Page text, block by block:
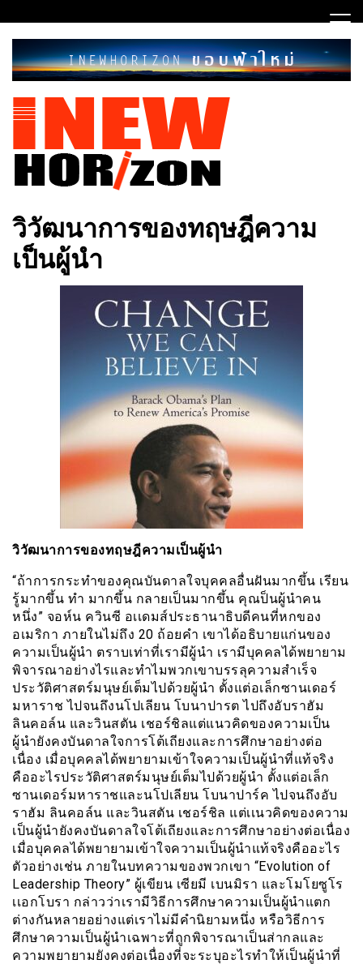
to
content
INEWHORIZON
วิวัฒนาการของทฤษฎีความ
เป็นผู้นำ
วิวัฒนาการของทฤษฎีความเป็นผู้นำ
“ถ้าการกระทำของคุณบันดาลใจบุคคลอื่นฝันมากขึ้น เรียน
รู้มากขึ้น ทำ มากขึ้น กลายเป็นมากขึ้น คุณป็นผู้นำคน
หนึ่ง” จอห์น ควินซี อเเดมส์ประธานาธิบดีคนที่หกของ
อเมริกา ภายในไม่ถึง 20 ถ้อยคำ เขาได้อธิบายแก่นของ
ความเป็นผู้นำ ตราบเท่าที่เรามีผู้นำ เรามีบุคคลได้พยายาม
พิจารณาอย่างไรและทำไมพวกเขาบรรลุความสำเร็จ
ประวัติศาสตร์มนุษย์เต็มไปด้วยผู้นำ ตั้งแต่อเล็กซานเดอร์
มหาราช ไปจนถึงนโปเลียน โบนาปารต ไปถึงอับราฮัม
ลินคอล์น และวินสตัน เชอร์ชิลแต่แนวคิดของความเป็น
ผู้นำยังคงบันดาลใจการโต้เถียงและการศึกษาอย่างต่อ
เนื่อง เมื่อบุคคลได้พยายามเข้าใจความเป็นผู้นำที่แท้จริง
คืออะไรประวัติศาสตร์มนุษย์เต็มไปด้วยผู้นำ ตั้งแต่อเล็ก
ซานเดอร์มหาราชและนโปเลียน โบนาปาร์ค ไปจนถึงอับ
ราฮัม ลินคอล์น และวินสตัน เชอร์ชิล แต่เเนวคิดของความ
เป็นผู้นำยังคงบันดาลใจโต้เถียงและการศึกษาอย่างต่อเนื่อง
เมื่อบุคคลได้พยายามเข้าใจความเป็นผู้นำแท้จริงคืออะไร
ตัวอย่างเช่น ภายในบทความของพวกเขา “Evolution of
Leadership Theory” ผู้เขียน เซียมี เบนมิรา และโมโยซูโร
เเอกโบรา กล่าวว่าเรามีวิธีการศึกษาความเป็นผู้นำแตก
ต่างกันหลายอย่างแต่เราไม่มีคำนิยามหนึ่ง หรือวิธีการ
ศึกษาความเป็นผู้นำเฉพาะที่ถูกพิจารณาเป็นส่ากลและ
ความพยายามยังคงต่อเนื่องที่จะระบุอะไรทำให้เป็นผู้นำที่